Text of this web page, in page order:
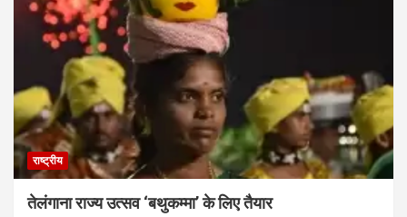
राष्ट्रीय
तेलंगाना राज्य उत्सव ‘बथुकम्मा’ के लिए तैयार